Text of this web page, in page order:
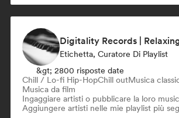
Digitality Records |
Etichetta, Curatore Di Playlist
&gt; 2800 risposte date
Chill / Lo-fi Hip-HopChill outMusica
Musica da film
Ingaggiare artisti o pubblicare la loro
Aggiungere artisti nelle mie playlist più